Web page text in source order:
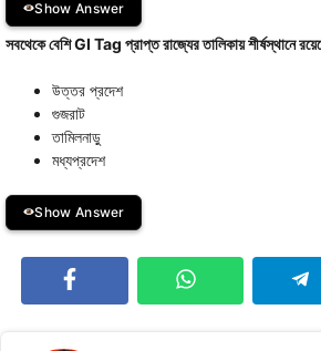
Show Answer
সবথেকে বেশি GI Tag প্রাপ্ত রাজ্যের তালিকায় শীর্ষস্থানে
উত্তর প্রদেশ
গুজরাট
তামিলনাড়ু
মধ্যপ্রদেশ
Show Answer